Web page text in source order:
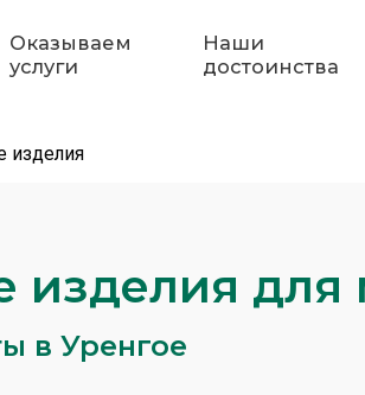
Оказываем
услуги
Наши
достоинства
изделия
изделия для
в Уренгое